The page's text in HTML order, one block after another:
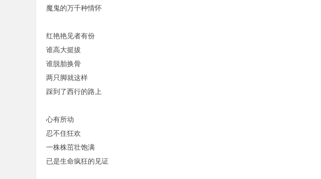
魔鬼的万千种情怀
红艳艳见者有份
谁高大挺拔
谁脱胎换骨
两只脚就这样
踩到了西行的路上
心有所动
忍不住狂欢
一株株茁壮饱满
已是生命疯狂的见证